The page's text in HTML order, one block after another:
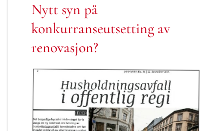
Nytt syn på
konkurranseutsetting av
renovasjon?